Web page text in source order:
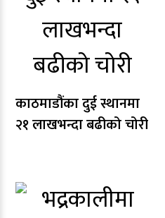
काठमाडौंका दुई स्थानमा
२१ लाखभन्दा बढीको चोरी